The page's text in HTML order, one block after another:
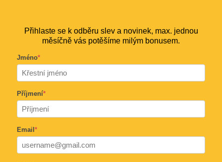
Přihlaste se k odběru slev a novinek, max. jednou
měsíčně vás potěšíme milým bonusem.
Jméno*
Příjmení*
Email *